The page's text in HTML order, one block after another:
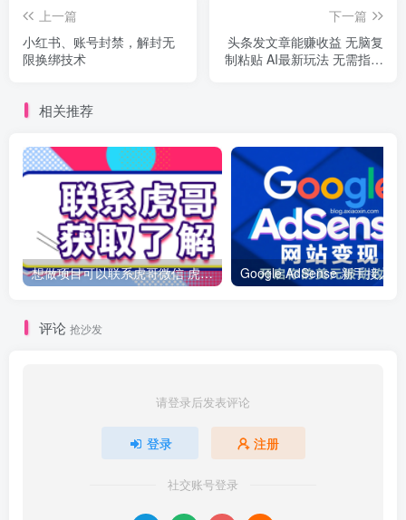
上一篇
小红书、账号封禁，解封无
限换绑技术
下一篇
头条发文章能赚收益 无脑复
制粘贴 AI最新玩法 无需指令
相关推荐
想做项目可以联系虎哥微信 虎哥一对一解答并且远程视频教学
评论 抢沙发
请登录后发表评论
登录 注册
社交账号登录